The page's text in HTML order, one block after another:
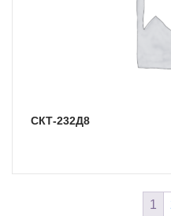
СКТ-232Д8
1